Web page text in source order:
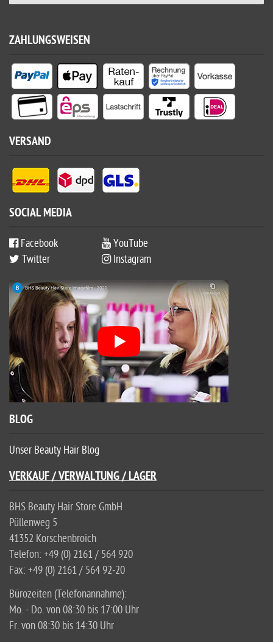
ZAHLUNGSWEISEN
VERSAND
SOCIAL MEDIA
Facebook
YouTube
Twitter
Instagram
BLOG
Unser Beauty Hair Blog
VERKAUF / VERWALTUNG / LAGER
BHS Beauty Hair Store GmbH
Püllenweg 5
41352 Korschenbroich
Telefon: +49 (0) 2161 / 564 920
Fax: +49 (0) 2161 / 564 92-20
Bürozeiten (Telefonannahme):
Mo. - Do. von 08:30 bis 17:00 Uhr
Fr. von 08:30 bis 14:30 Uhr